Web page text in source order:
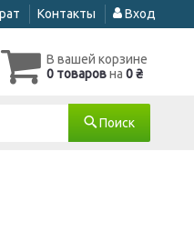
Контакты Вход
В вашей корзине
0 товаровна 0 ₴
Поиск